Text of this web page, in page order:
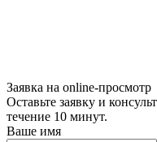
Заявка на online-просмотр
Оставьте заявку и
течение 10 минут.
Ваше имя